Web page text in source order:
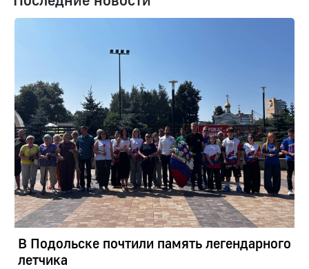
В Подольске почтили память легендарного
летчика